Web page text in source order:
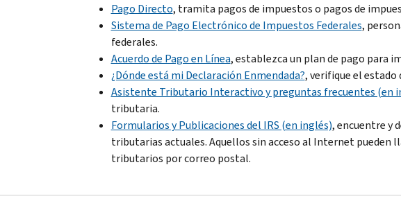
Pago Directo, tramita pagos de impuestos o pagos de
Sistema de Pago Electrónico de Impuestos Federales,
federales.
Acuerdo de Pago en Línea, establezca un plan de pago para
¿Dónde está mi Declaración Enmendada?, verifique el estado
Asistente Tributario Interactivo y preguntas frecuentes (en
tributaria.
Formularios y Publicaciones del IRS (en inglés), encuentre y
tributarias actuales. Aquellos sin acceso al Internet pueden
tributarios por correo postal.